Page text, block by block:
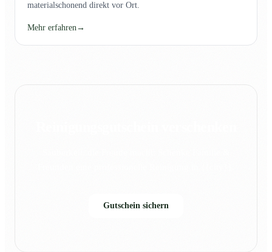
materialschonend direkt vor Ort.
Mehr erfahren→
Gutschein sichern